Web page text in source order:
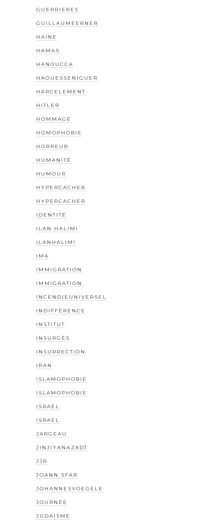
GUERRIERES
GUILLAUMEERNER
HAINE
HAMAS
HANOUCCA
HAOUESSENIGUER
HARCELEMENT
HITLER
HOMMAGE
HOMOPHOBIE
HORREUR
HUMANITÉ
HUMOUR
HYPERCACHER
HYPERCACHER
IDENTITÉ
ILAN HALIMI
ILANHALIMI
IMA
IMMIGRATION
IMMIGRATION
INCENDIEUNIVERSEL
INDIFFÉRENCE
INSTITUT
INSURGÉS
INSURRECTION
IRAN
ISLAMOPHOBIE
ISLAMOPHOBIE
ISRAËL
ISRAEL
JARGEAU
JINJIYANAZADÎ
JJR
JOANN SFAR
JOHANNESVOEGELE
JOURNÉE
JUDAÏSME